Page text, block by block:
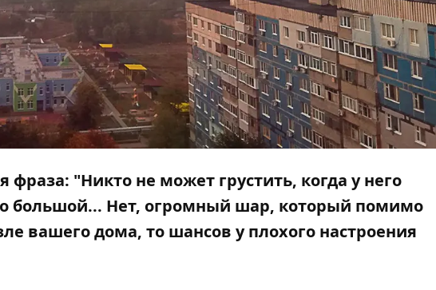
фраза: "Никто не может грустить, когда у него
большой... Нет, огромный шар, который помимо
вашего дома, то шансов у плохого настроения